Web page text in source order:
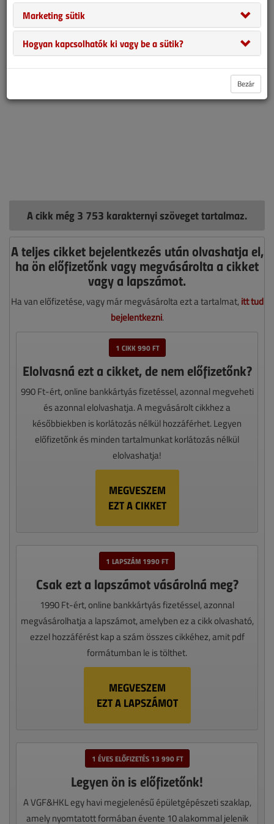
szakcégeket.
A cikk még 3 753 karakternyi szöveget tartalmaz.
A teljes cikket bejelentkezés után olvashatja el,
ha ön előfizetőnk vagy megvásárolta a cikket
vagy a lapszámot.
Ha van előfizetése, vagy már megvásárolta ezt a tartalmat, itt tud
bejelentkezni.
1 CIKK 990 FT
Elolvasná ezt a cikket, de nem előfizetőnk?
990 Ft-ért, online bankkártyás fizetéssel, azonnal megveheti
és azonnal elolvashatja. A megvásárolt cikkhez a
későbbiekben is korlátozás nélkül hozzáférhet. Legyen
előfizetőnk és minden tartalmunkat korlátozás nélkül
elolvashatja!
MEGVESZEM
EZT A CIKKET
1 LAPSZÁM 1990 FT
Csak ezt a lapszámot vásárolná meg?
1990 Ft-ért, online bankkártyás fizetéssel, azonnal
megvásárolhatja a lapszámot, amelyben ez a cikk olvasható,
ezzel hozzáférést kap a szám összes cikkéhez, amit pdf
formátumban le is tölthet.
MEGVESZEM
EZT A LAPSZÁMOT
1 ÉVES ELŐFIZETÉS 13 990 FT
Legyen ön is előfizetőnk!
A VGF&HKL egy havi megjelenésű épületgépészeti szaklap,
amely nyomtatott formában évente 10 alakommal jelenik
Marketing sütik
Hogyan kapcsolhatók ki vagy be a sütik?
Bezár